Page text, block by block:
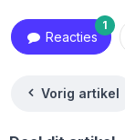
Reacties
1
Vorig artikel